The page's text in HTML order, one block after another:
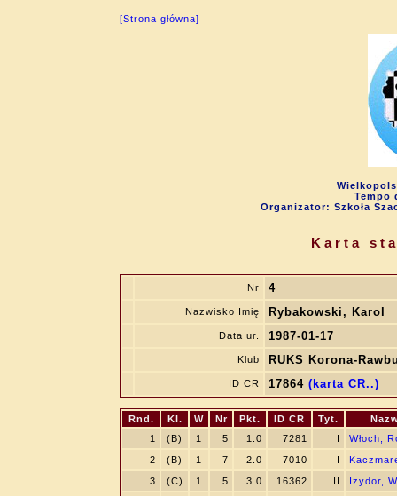
[Strona główna]
Tempo
Organizator: Szkoła
Karta
Nr 4
Nazwisko Imię Rybakowski, Karol
Data ur. 1987-01-17
Klub RUKS Korona-
ID CR 17864 (karta CR..)
Rnd. Kl. W Nr Pkt. ID CR Tyt.
1
(B) 1 5 1.0 7281 I
Włoch,
2
(B) 1 7 2.0 7010 I
3
(C) 1 5 3.0 16362 II
Izydor,